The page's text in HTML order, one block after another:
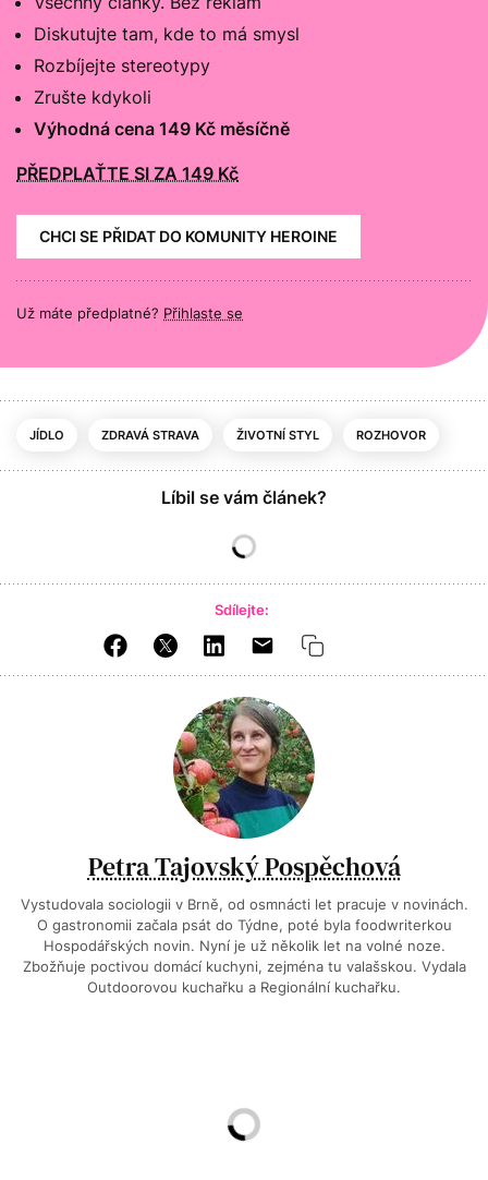
Diskutujte tam, kde to má smysl
Rozbíjejte stereotypy
Zrušte kdykoli
Výhodná cena 149 Kč měsíčně
PŘEDPLAŤTE SI ZA 149 Kč
CHCI SE PŘIDAT DO KOMUNITY HEROINE
Už máte předplatné? Přihlaste se
JÍDLO ZDRAVÁ STRAVA ŽIVOTNÍ STYL ROZHOVOR
Líbil se vám článek?
Sdílejte:
Petra Tajovský Pospěchová
Vystudovala sociologii v Brně, od osmnácti let pracuje v novinách.
O gastronomii začala psát do Týdne, poté byla foodwriterkou
Hospodářských novin. Nyní je už několik let na volné noze.
Zbožňuje poctivou domácí kuchyni, zejména tu valašskou. Vydala
Outdoorovou kuchařku a Regionální kuchařku.